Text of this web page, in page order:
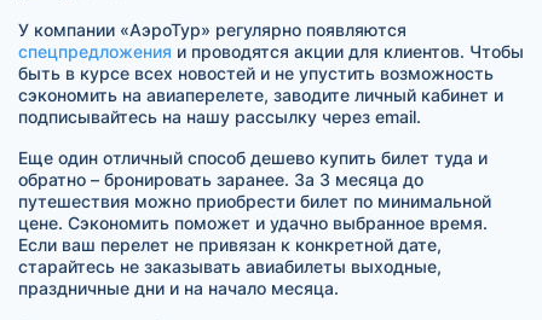
У компании «АэроТур» регулярно появляются
спецпредложения и проводятся акции для клиентов. Чтобы
быть в курсе всех новостей и не упустить возможность
сэкономить на авиаперелете, заводите личный кабинет и
подписывайтесь на нашу рассылку через email.
Еще один отличный способ дешево купить билет туда и
обратно – бронировать заранее. За 3 месяца до
путешествия можно приобрести билет по минимальной
цене. Сэкономить поможет и удачно выбранное время.
Если ваш перелет не привязан к конкретной дате,
старайтесь не заказывать авиабилеты выходные,
праздничные дни и на начало месяца.